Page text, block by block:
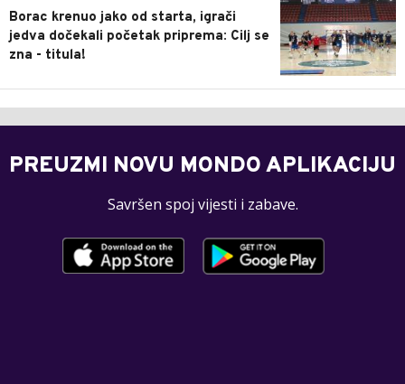
Borac krenuo jako od starta, igrači
jedva dočekali početak priprema: Cilj se
zna - titula!
PREUZMI NOVU MONDO APLIKACIJU
Savršen spoj vijesti i zabave.